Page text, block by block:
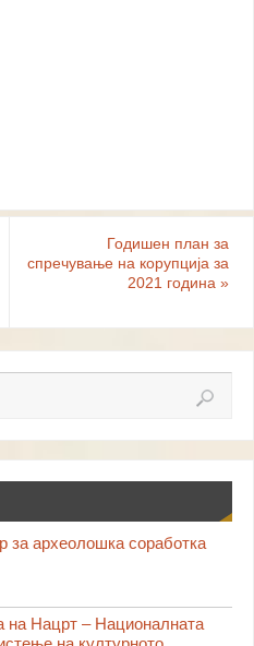
Годишен план за
спречување на корупција за
2021 година»
за археолошка соработка
на Нацрт – Националната